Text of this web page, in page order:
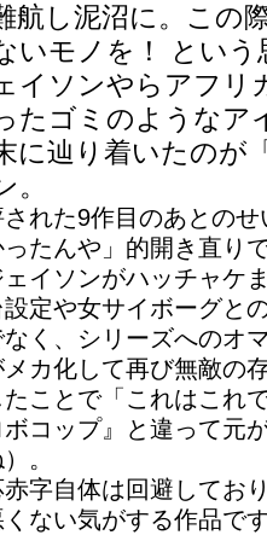
航し泥沼に。この
いモノを！ という
イソンやらアフリ
たゴミのようなア
に辿り着いたのが
。
れた9作目のあとのせ
たんや」的開き直り
イソンがハッチャケ
定や女サイボーグと
く、シリーズへのオ
メカ化して再び無敵の
たことで「これはこれ
ボコップ』と違って元
。
字自体は回避してお
ない気がする作品で